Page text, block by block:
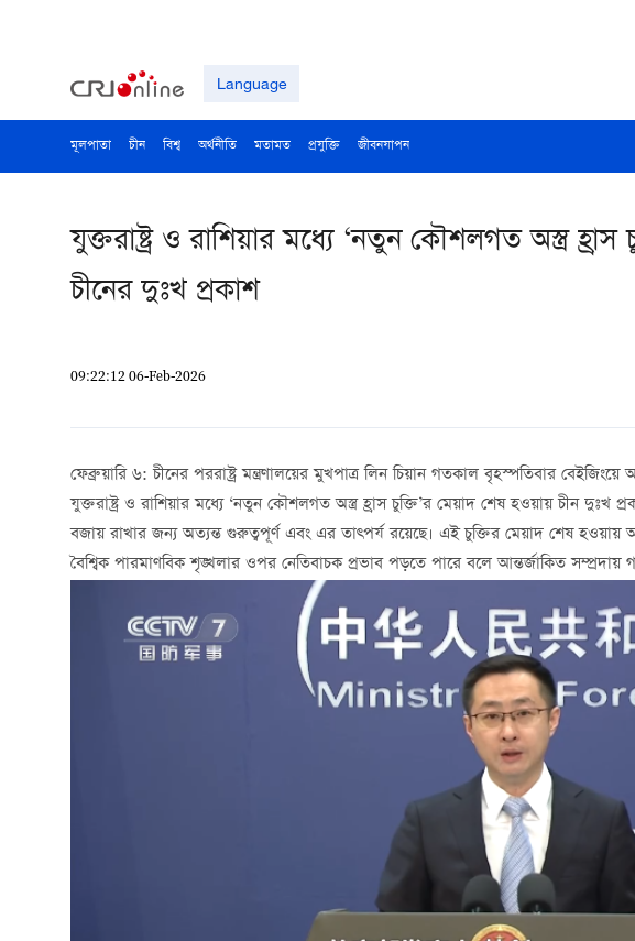
Language
মূলপাতা চীন বিশ্ব অর্থনীতি মতামত প্রযুক্তি জীবনযাপন
যুক্তরাষ্ট্র ও রাশিয়ার মধ্যে ‘নতুন কৌশলগত অস্ত্র
চীনের দুঃখ প্রকাশ
09:22:12 06-Feb-2026
ফেব্রুয়ারি ৬: চীনের পররাষ্ট্র মন্ত্রণালয়ের মুখপাত্র লিন চিয়ান গতকাল বৃহস্পতিবার
যুক্তরাষ্ট্র ও রাশিয়ার মধ্যে ‘নতুন কৌশলগত অস্ত্র হ্রাস চুক্তি’র মেয়াদ শেষ হওয়ায় চীন দুঃখ
বজায় রাখার জন্য অত্যন্ত গুরুত্বপূর্ণ এবং এর তাত্পর্য রয়েছে। এই চুক্তির মেয়াদ শেষ হওয়ায়
বৈশ্বিক পারমাণবিক শৃঙ্খলার ওপর নেতিবাচক প্রভাব পড়তে পারে বলে আন্তর্জাকিত সম্প্রদায়